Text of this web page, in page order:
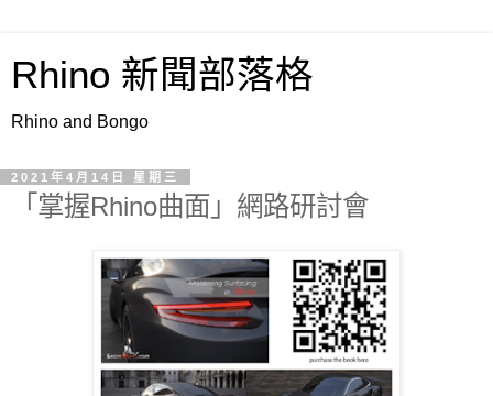
Rhino 新聞部落格
Rhino and Bongo
2021年4月14日 星期三
「掌握Rhino曲面」網路研討會